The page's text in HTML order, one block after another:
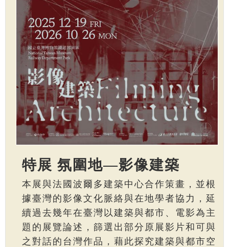
特展 氛圍地—影像建築
本展與法國波爾多建築中心合作策畫，並根
據臺灣的影像文化脈絡與在地學者協力，延
續過去幾年在臺灣以建築與都市、電影為主
題的展覽論述，篩選出部分原展影片和可與
之對話的台灣作品，藉此探究建築與都市空